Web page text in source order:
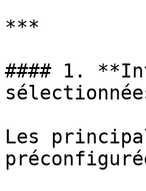
***
#### 1.
Les